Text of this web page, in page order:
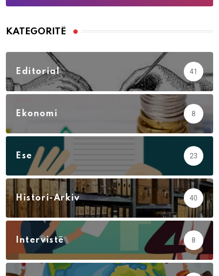
KATEGORITË
Editorial 41
Ekonomi 8
Ese 23
Histori-Arkiv 40
Intervistë 8